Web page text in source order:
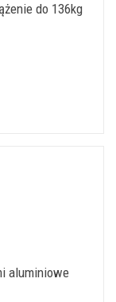
do 136kg
aluminiowe